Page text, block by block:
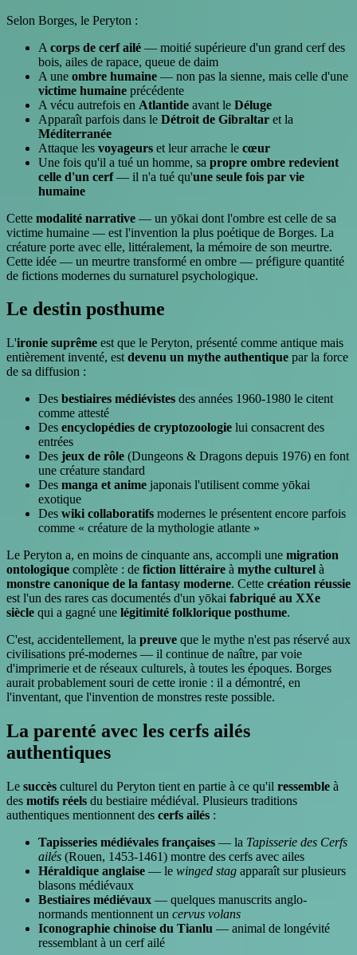
Selon Borges, le Peryton :
A corps de cerf ailé — moitié supérieure d'un grand cerf des
bois, ailes de rapace, queue de daim
A une ombre humaine — non pas la sienne, mais celle d'une
victime humaine précédente
A vécu autrefois en Atlantide avant le Déluge
Apparaît parfois dans le Détroit de Gibraltar et la
Méditerranée
Attaque les voyageurs et leur arrache le cœur
Une fois qu'il a tué un homme, sa propre ombre redevient
celle d'un cerf— il n'a tué qu'une seule fois par vie
humaine
Cette modalité narrative — un yōkai dont l'ombre est celle de sa
victime humaine — est l'invention la plus poétique de Borges. La
créature porte avec elle, littéralement, la mémoire de son meurtre.
Cette idée — un meurtre transformé en ombre — préfigure quantité
de fictions modernes du surnaturel psychologique.
Le destin posthume
L'ironie suprême est que le Peryton, présenté comme antique mais
entièrement inventé, est devenu un mythe authentique par la force
de sa diffusion :
Des bestiaires médiévistes des années 1960-1980 le citent
comme attesté
Des encyclopédies de cryptozoologie lui consacrent des
entrées
Des jeux de rôle (Dungeons & Dragons depuis 1976) en font
une créature standard
Des manga et anime japonais l'utilisent comme yōkai
exotique
Des wiki collaboratifs modernes le présentent encore parfois
comme « créature de la mythologie atlante »
Le Peryton a, en moins de cinquante ans, accompli une migration
ontologique complète : de fiction littéraire à mythe culturel à
monstre canonique de la fantasy moderne. Cette création réussie
est l'un des rares cas documentés d'un yōkai fabriqué au XXe
siècle qui a gagné une légitimité folklorique posthume.
C'est, accidentellement, la preuve que le mythe n'est pas réservé aux
civilisations pré-modernes — il continue de naître, par voie
d'imprimerie et de réseaux culturels, à toutes les époques. Borges
aurait probablement souri de cette ironie : il a démontré, en
l'inventant, que l'invention de monstres reste possible.
La parenté avec les cerfs ailés
authentiques
Le succès culturel du Peryton tient en partie à ce qu'il ressemble à
des motifs réels du bestiaire médiéval. Plusieurs traditions
authentiques mentionnent des cerfs ailés :
Tapisseries médiévales françaises — la Tapisserie des Cerfs
ailés (Rouen, 1453-1461) montre des cerfs avec ailes
Héraldique anglaise — le winged stag apparaît sur plusieurs
blasons médiévaux
Bestiaires médiévaux — quelques manuscrits anglo-
normands mentionnent un cervus volans
Iconographie chinoise du Tianlu — animal de longévité
ressemblant à un cerf ailé